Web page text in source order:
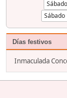
Días festivos
Inmaculada